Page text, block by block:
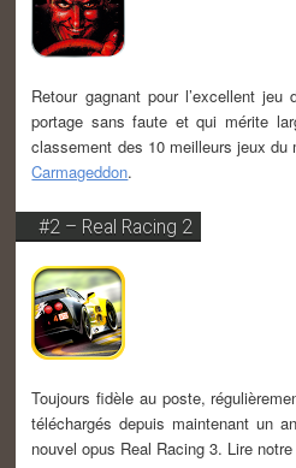
Retour gagnant pour l’excellent
portage sans faute et qui mérite
classement des 10 meilleurs jeux
Carmageddon.
#2 – Real Racing 2
Toujours fidèle au poste,
téléchargés depuis maintenant un
nouvel opus Real Racing 3. Lire